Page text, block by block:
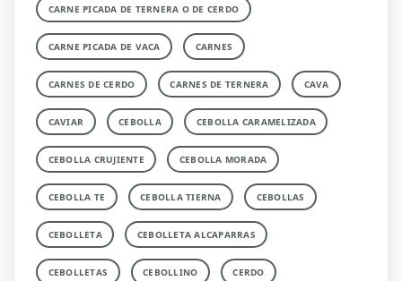
CARNE PICADA DE TERNERA O DE CERDO
CARNE PICADA DE VACA CARNES
CARNES DE CERDO CARNES DE TERNERA CAVA
CAVIAR CEBOLLA CEBOLLA CARAMELIZADA
CEBOLLA CRUJIENTE CEBOLLA MORADA
CEBOLLA TE CEBOLLA TIERNA CEBOLLAS
CEBOLLETA CEBOLLETA ALCAPARRAS
CEBOLLETAS CEBOLLINO CERDO